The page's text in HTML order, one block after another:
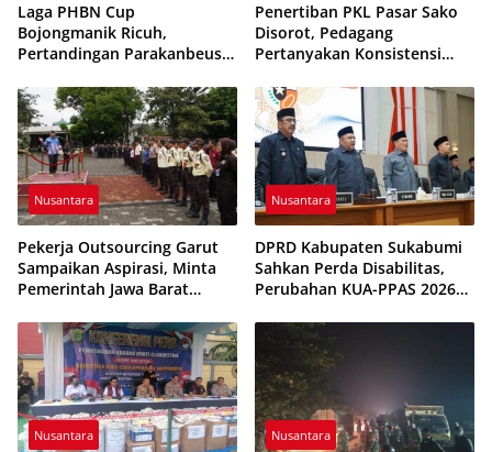
Laga PHBN Cup
Bojongmanik Ricuh,
Pertandingan Parakanbeusi
Dihentikan
Penertiban PKL Pasar Sako
Disorot, Pedagang
Pertanyakan Konsistensi
Pungutan
Nusantara
Pekerja Outsourcing Garut
Sampaikan Aspirasi, Minta
Pemerintah Jawa Barat
Nusantara
DPRD Kabupaten Sukabumi
Sahkan Perda Disabilitas,
Perubahan KUA-PPAS 2026
Nusantara Nusantara